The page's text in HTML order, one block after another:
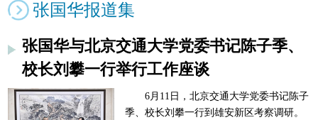
张国华报道集
张国华与北京交通大学党委书记陈子季、
校长刘攀一行举行工作座谈
6月11日，北京交通大学党委书记陈子
季、校长刘攀一行到雄安新区考察调研。